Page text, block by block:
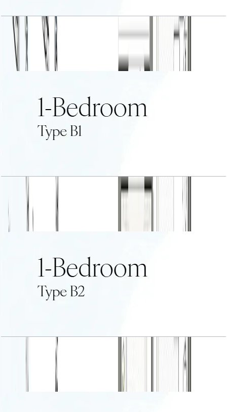
1 BR Type A2
باز کردن چیدمان
1 BR Type B1
باز کردن چیدمان
1 BR Type B2
باز کردن چیدمان